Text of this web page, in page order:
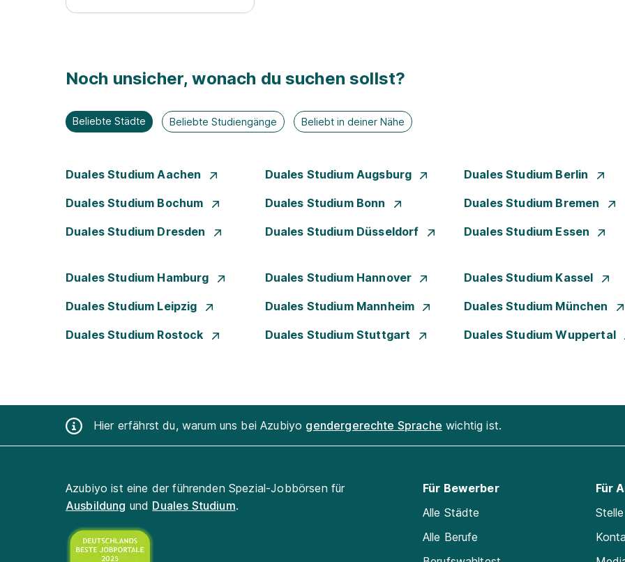
Noch unsicher, wonach du suchen sollst?
Beliebte Städte Beliebte Studiengänge Beliebt in deiner Nähe
Duales Studium Aachen Duales Studium Augsburg Duales Studium Berlin
Duales Studium Bochum Duales Studium Bonn Duales Studium Bremen
Duales Studium Dresden Duales Studium Düsseldorf Duales Studium Essen
Duales Studium Hamburg Duales Studium Hannover Duales Studium Kassel
Duales Studium Leipzig Duales Studium Mannheim Duales Studium München
Duales Studium Rostock Duales Studium Stuttgart Duales Studium Wuppertal
Hier erfährst du, warum uns bei Azubiyo gendergerechte Sprache wichtig ist.
Azubiyo ist eine der führenden Spezial-Jobbörsen für
Ausbildung und Duales Studium.
Für Bewerber
Alle Städte
Alle Berufe
Für